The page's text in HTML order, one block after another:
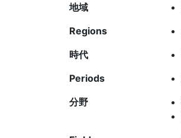
地域
Regions
時代
Periods
分野